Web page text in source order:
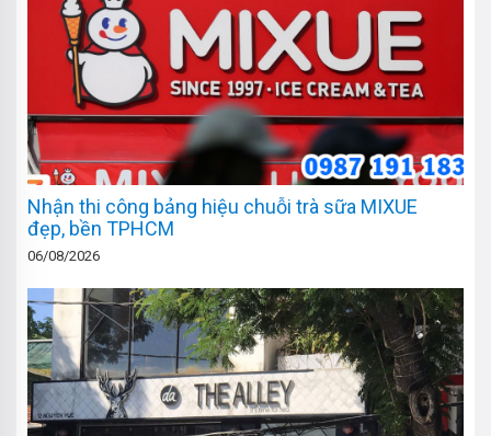
Nhận thi công bảng hiệu chuỗi trà sữa MIXUE
đẹp, bền TPHCM
06/08/2026